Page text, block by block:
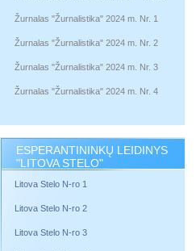
Žurnalas "Žurnalistika" 2024 m. Nr. 1
Žurnalas "Žurnalistika" 2024 m. Nr. 2
Žurnalas "Žurnalistika" 2024 m. Nr. 3
Žurnalas "Žurnalistika" 2024 m. Nr. 4
ESPERANTININKŲ LEIDINYS
"LITOVA STELO"
Litova Stelo N-ro 1
Litova Stelo N-ro 2
Litova Stelo N-ro 3